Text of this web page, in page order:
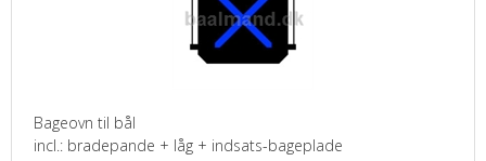
Bageovn til bål
incl.: bradepande + låg + indsats-bageplade